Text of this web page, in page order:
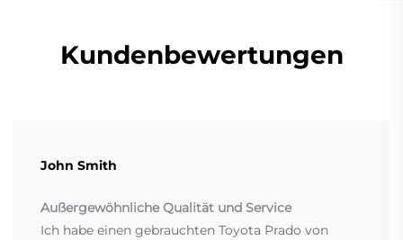
Kundenbewertungen
John Smith
Außergewöhnliche Qualität und Service
Ich habe einen gebrauchten Toyota Prado von